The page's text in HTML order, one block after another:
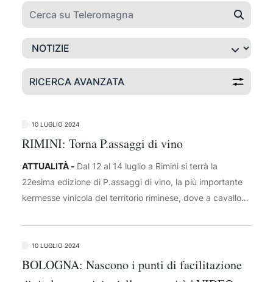
RICERCA AVANZATA
10 LUGLIO 2024
RIMINI: Torna P.assaggi di vino
ATTUALITÀ - Dal 12 al 14 luglio a Rimini si terrà la
22esima edizione di P.assaggi di vino, la più importante
kermesse vinicola del territorio riminese, dove a cavallo
potrà girare per 29 espositori wine, 3 di olio e un intera
piazza food dove trovare i sapori gastronomici del
territorio. L’evento presenterà anche esperienze in barca
10 LUGLIO 2024
BOLOGNA: Nascono i punti di facilitazione